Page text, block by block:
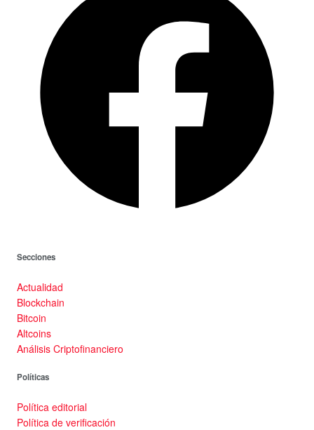
Secciones
Actualidad
Blockchain
Bitcoin
Altcoins
Análisis Criptofinanciero
Políticas
Política editorial
Política de verificación